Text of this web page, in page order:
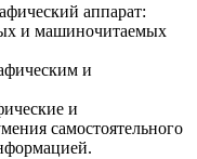
аппарат:
и машиночитаемых
и
и
самостоятельного